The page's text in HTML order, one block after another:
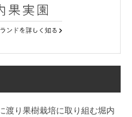
渡り果樹栽培に取り組む堀内